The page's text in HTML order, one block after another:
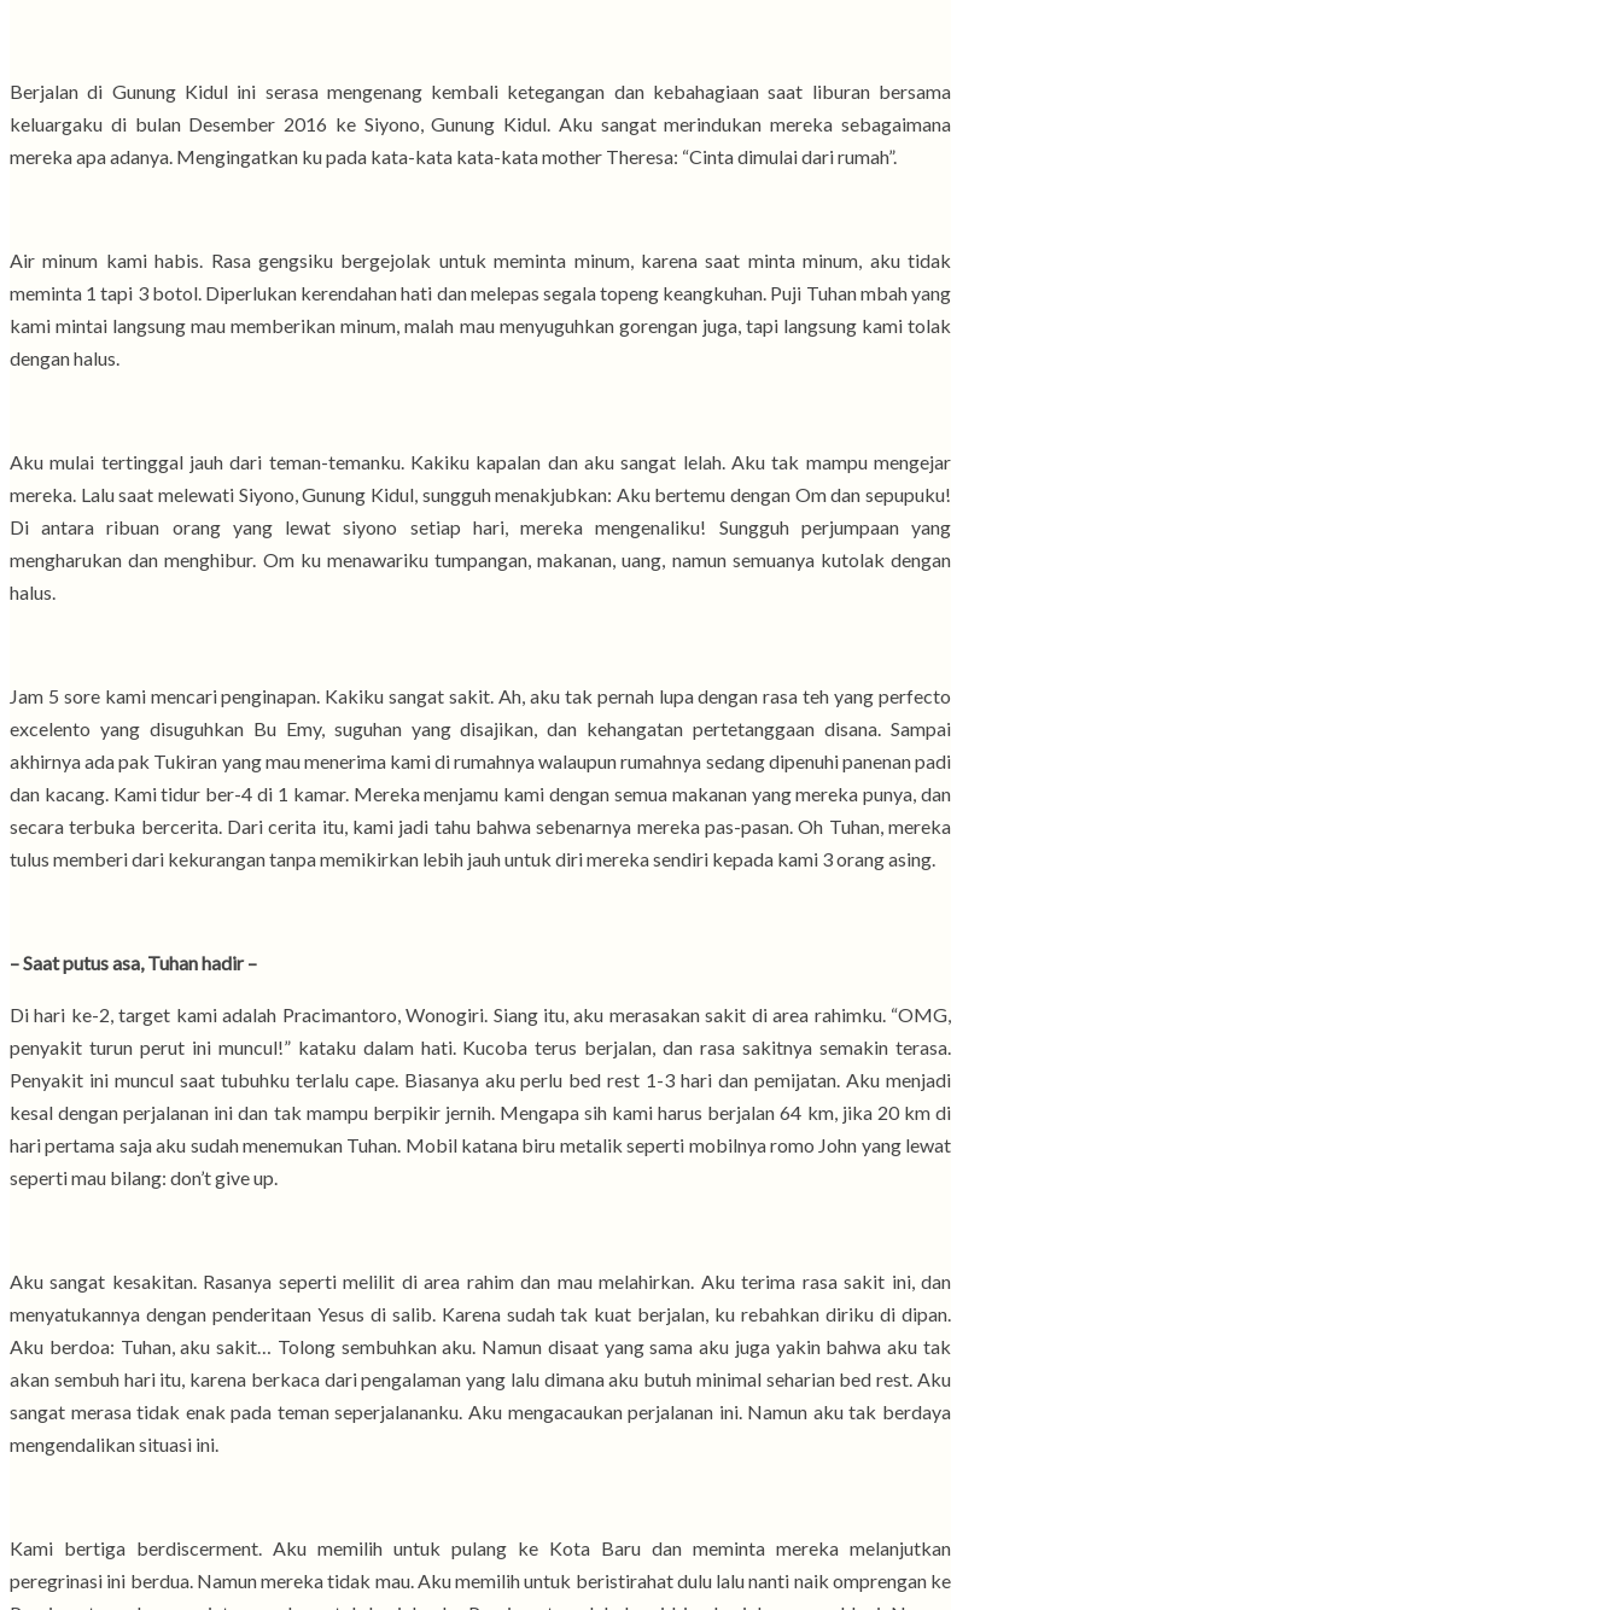
Berjalan di Gunung Kidul ini serasa mengenang kembali ketegangan dan kebahagiaan saat liburan bersama
keluargaku di bulan Desember 2016 ke Siyono, Gunung Kidul. Aku sangat merindukan mereka sebagaimana
mereka apa adanya. Mengingatkan ku pada kata-kata kata-kata mother Theresa: “Cinta dimulai dari rumah”.
Air minum kami habis. Rasa gengsiku bergejolak untuk meminta minum, karena saat minta minum, aku tidak
meminta 1 tapi 3 botol. Diperlukan kerendahan hati dan melepas segala topeng keangkuhan. Puji Tuhan mbah yang
kami mintai langsung mau memberikan minum, malah mau menyuguhkan gorengan juga, tapi langsung kami tolak
dengan halus.
Aku mulai tertinggal jauh dari teman-temanku. Kakiku kapalan dan aku sangat lelah. Aku tak mampu mengejar
mereka. Lalu saat melewati Siyono, Gunung Kidul, sungguh menakjubkan: Aku bertemu dengan Om dan sepupuku!
Di antara ribuan orang yang lewat siyono setiap hari, mereka mengenaliku! Sungguh perjumpaan yang
mengharukan dan menghibur. Om ku menawariku tumpangan, makanan, uang, namun semuanya kutolak dengan
halus.
Jam 5 sore kami mencari penginapan. Kakiku sangat sakit. Ah, aku tak pernah lupa dengan rasa teh yang perfecto
excelento yang disuguhkan Bu Emy, suguhan yang disajikan, dan kehangatan pertetanggaan disana. Sampai
akhirnya ada pak Tukiran yang mau menerima kami di rumahnya walaupun rumahnya sedang dipenuhi panenan padi
dan kacang. Kami tidur ber-4 di 1 kamar. Mereka menjamu kami dengan semua makanan yang mereka punya, dan
secara terbuka bercerita. Dari cerita itu, kami jadi tahu bahwa sebenarnya mereka pas-pasan. Oh Tuhan, mereka
tulus memberi dari kekurangan tanpa memikirkan lebih jauh untuk diri mereka sendiri kepada kami 3 orang asing.
– Saat putus asa, Tuhan hadir –
Di hari ke-2, target kami adalah Pracimantoro, Wonogiri. Siang itu, aku merasakan sakit di area rahimku. “OMG,
penyakit turun perut ini muncul!” kataku dalam hati. Kucoba terus berjalan, dan rasa sakitnya semakin terasa.
Penyakit ini muncul saat tubuhku terlalu cape. Biasanya aku perlu bed rest 1-3 hari dan pemijatan. Aku menjadi
kesal dengan perjalanan ini dan tak mampu berpikir jernih. Mengapa sih kami harus berjalan 64 km, jika 20 km di
hari pertama saja aku sudah menemukan Tuhan. Mobil katana biru metalik seperti mobilnya romo John yang lewat
seperti mau bilang: don’t give up.
Aku sangat kesakitan. Rasanya seperti melilit di area rahim dan mau melahirkan. Aku terima rasa sakit ini, dan
menyatukannya dengan penderitaan Yesus di salib. Karena sudah tak kuat berjalan, ku rebahkan diriku di dipan.
Aku berdoa: Tuhan, aku sakit… Tolong sembuhkan aku. Namun disaat yang sama aku juga yakin bahwa aku tak
akan sembuh hari itu, karena berkaca dari pengalaman yang lalu dimana aku butuh minimal seharian bed rest. Aku
sangat merasa tidak enak pada teman seperjalananku. Aku mengacaukan perjalanan ini. Namun aku tak berdaya
mengendalikan situasi ini.
Kami bertiga berdiscerment. Aku memilih untuk pulang ke Kota Baru dan meminta mereka melanjutkan
peregrinasi ini berdua. Namun mereka tidak mau. Aku memilih untuk beristirahat dulu lalu nanti naik omprengan ke